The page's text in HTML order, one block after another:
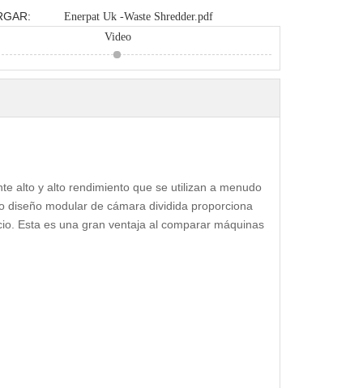
Enerpat Uk -Waste Shredder.pdf
Video
alto y alto rendimiento que se utilizan a menudo
modular de cámara dividida proporciona
Esta es una gran ventaja al comparar máquinas